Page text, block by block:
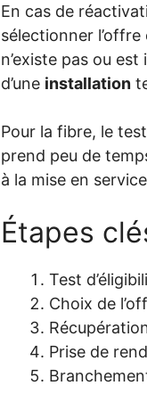
En cas de
sélectionner
n’existe pas ou
d’une installation
Pour la fibre, le
prend peu de
à la mise en
Étapes
Test
Choix de
Prise de